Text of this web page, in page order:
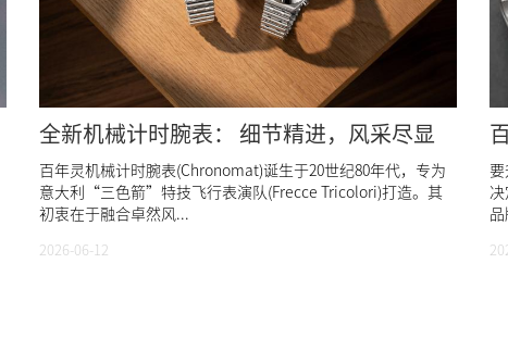
全新机械计时腕表： 细节精进，风采尽显
百年灵机械计时腕表(Chronomat)诞生于20世纪80年代，专为
意大利“三色箭”特技飞行表演队(Frecce Tricolori)打造。其
初衷在于融合卓然风...
2026-06-12